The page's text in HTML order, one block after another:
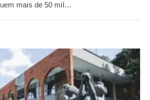
mais de 50 mil…